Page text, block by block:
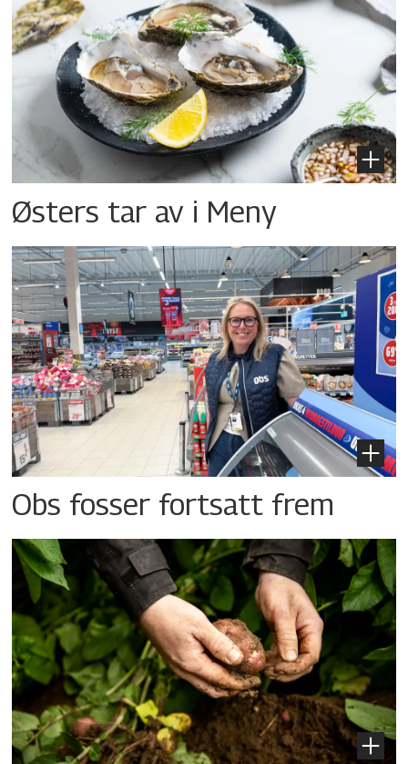
Østers tar av i Meny
Obs fosser fortsatt frem